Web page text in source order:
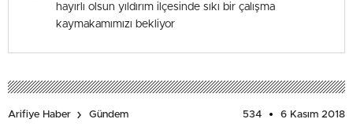
hayırlı olsun yıldırım ilçesinde sıkı bir çalışma
kaymakamımızı bekliyor
Arifiye Haber Gündem 534 6 Kasım 2018